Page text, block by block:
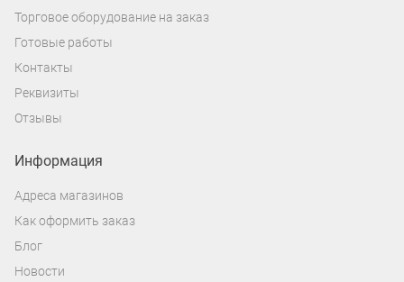
Торговое оборудование на заказ
Готовые работы
Контакты
Реквизиты
Отзывы
Информация
Адреса магазинов
Как оформить заказ
Блог
Новости